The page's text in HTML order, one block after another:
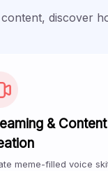
discover
& Content
meme-filled voice